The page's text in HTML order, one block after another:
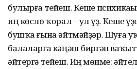
булырға тейеш. Кеше
иң көслө ҡорал – ул һүҙ. Кеше
бушҡа ғына әйтмәйҙәр. Шуға
балаларға кәңәш биргән
әйтергә тейеш. Иң мөһиме: